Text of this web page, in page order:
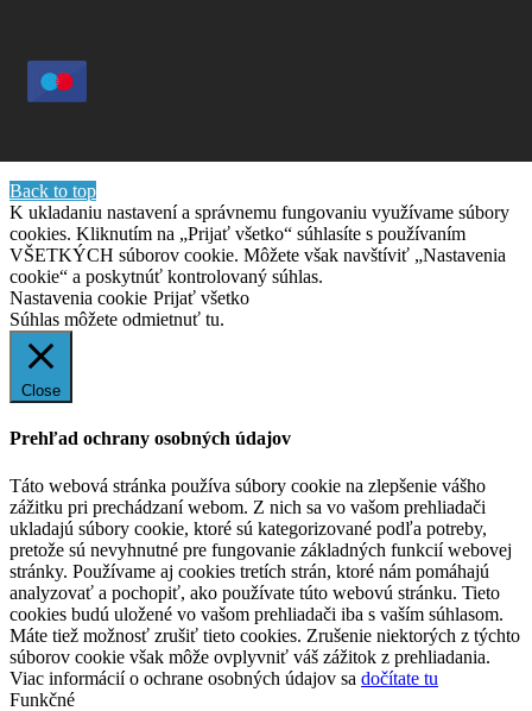
Back to top
K ukladaniu nastavení a správnemu fungovaniu využívame súbory
cookies. Kliknutím na „Prijať všetko“ súhlasíte s používaním
VŠETKÝCH súborov cookie. Môžete však navštíviť „Nastavenia
cookie“ a poskytnúť kontrolovaný súhlas.
Nastavenia cookie Prijať všetko
Súhlas môžete odmietnuť tu.
Close
Prehľad ochrany osobných údajov
Táto webová stránka používa súbory cookie na zlepšenie vášho
zážitku pri prechádzaní webom. Z nich sa vo vašom prehliadači
ukladajú súbory cookie, ktoré sú kategorizované podľa potreby,
pretože sú nevyhnutné pre fungovanie základných funkcií webovej
stránky. Používame aj cookies tretích strán, ktoré nám pomáhajú
analyzovať a pochopiť, ako používate túto webovú stránku. Tieto
cookies budú uložené vo vašom prehliadači iba s vaším súhlasom.
Máte tiež možnosť zrušiť tieto cookies. Zrušenie niektorých z týchto
súborov cookie však môže ovplyvniť váš zážitok z prehliadania.
Viac informácií o ochrane osobných údajov sa dočítate tu
Funkčné